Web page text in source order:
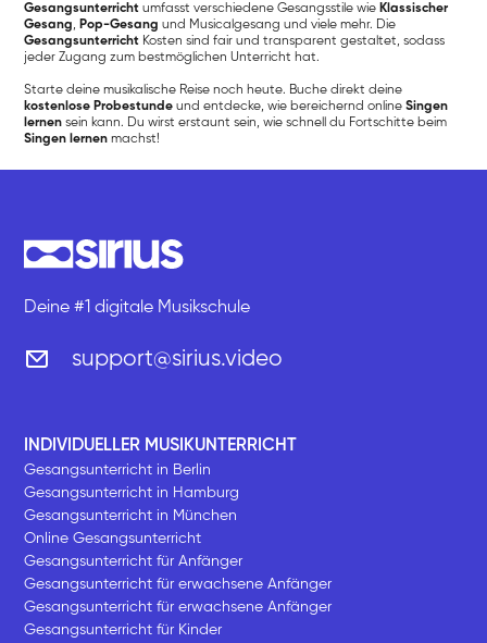
Gesangsunterricht umfasst verschiedene Gesangsstile wie Klassischer
Gesang, Pop-Gesang und Musicalgesang und viele mehr. Die
Gesangsunterricht Kosten sind fair und transparent gestaltet, sodass
jeder Zugang zum bestmöglichen Unterricht hat.
Starte deine musikalische Reise noch heute. Buche direkt deine
kostenlose Probestunde und entdecke, wie bereichernd onlineSingen
lernen sein kann. Du wirst erstaunt sein, wie schnell du Fortschitte beim
Singen lernen machst!
Deine #1 digitale Musikschule
support@sirius.video
INDIVIDUELLER MUSIKUNTERRICHT
Gesangsunterricht in Berlin
Gesangsunterricht in Hamburg
Gesangsunterricht in München
Online Gesangsunterricht
Gesangsunterricht für Anfänger
Gesangsunterricht für erwachsene Anfänger
Gesangsunterricht für erwachsene Anfänger
Gesangsunterricht für Kinder